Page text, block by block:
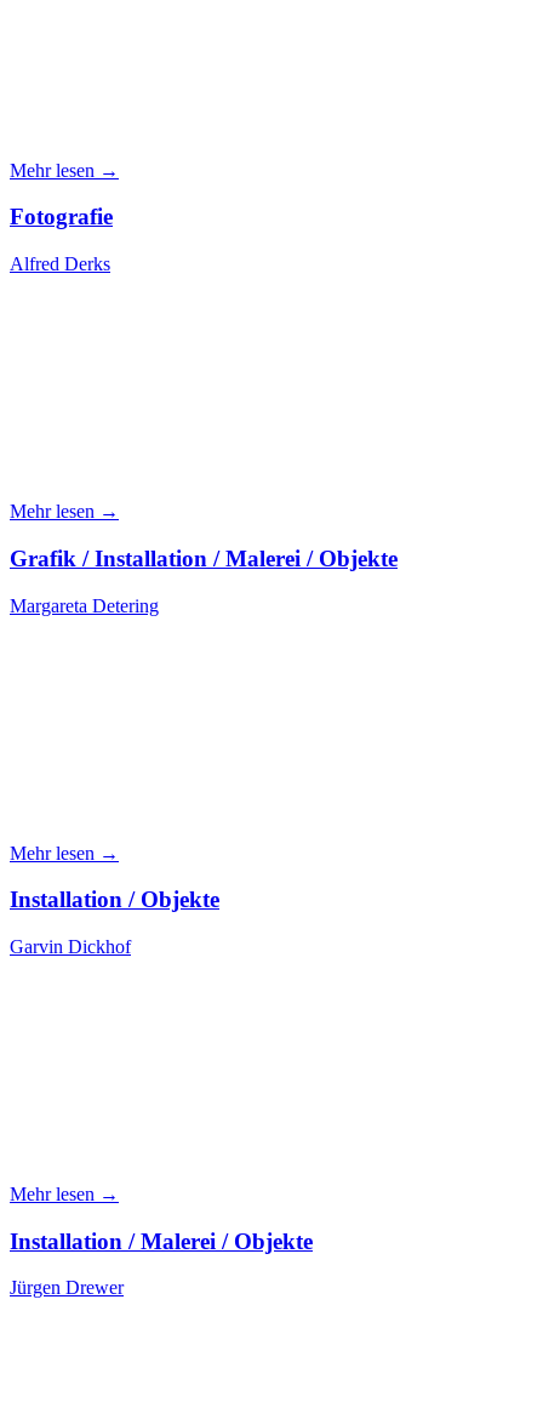
Mehr lesen →
Fotografie
Alfred Derks
Mehr lesen →
Grafik / Installation / Malerei / Objekte
Margareta Detering
Mehr lesen →
Installation / Objekte
Garvin Dickhof
Mehr lesen →
Installation / Malerei / Objekte
Jürgen Drewer